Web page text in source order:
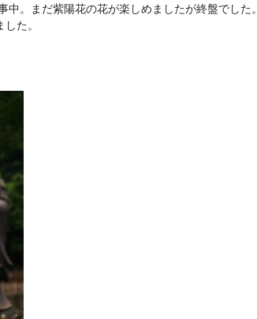
。まだ紫陽花の花が楽しめましたが終盤でした。
た。